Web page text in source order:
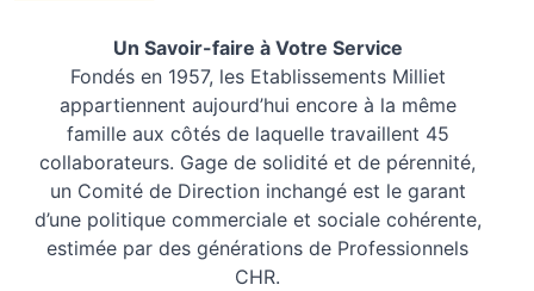
Un Savoir-faire à Votre Service
Fondés en 1957, les Etablissements Milliet
appartiennent aujourd’hui encore à la même
famille aux côtés de laquelle travaillent 45
collaborateurs. Gage de solidité et de pérennité,
un Comité de Direction inchangé est le garant
d’une politique commerciale et sociale cohérente,
estimée par des générations de Professionnels
CHR.